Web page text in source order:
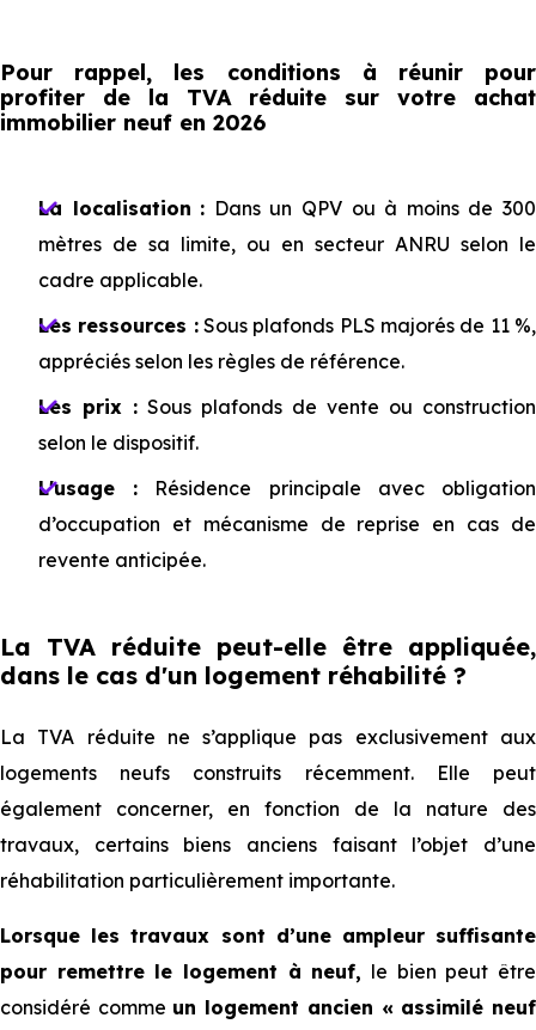
Pour rappel, les conditions à réunir pour
profiter de la TVA réduite sur votre achat
immobilier neuf en 2026
La localisat⁠⁠ion : Dans un QPV ou à moins de 300
mètres de sa limite, ou en secteur ANRU selon le
cadre applicable.
Les ressources :Sous plafonds PLS majorés de 11 %,
appréciés selon les règles de référence.
Les prix : Sous plafonds de vente ou construction
selon le dispositif.
L'usage : Résidence principale avec obligation
d’occupation et mécanisme de reprise en cas de
revente anticipée.
La TVA réduite peut-elle être appliquée,
dans le cas d'un logement réhabilité ?
La TVA réduite ne s’applique pas exclusivement aux
logements neufs construits récemment. Elle peut
également concerner, en fonction de la nature des
travaux, certains biens anciens faisant l’objet d’une
réhabilitation particulièrement importante.
Lorsque les travaux sont d’une ampleur suffisante
pour remettre le logement à neuf, le bien peut être
considéré comme un logement ancien « assimilé neuf